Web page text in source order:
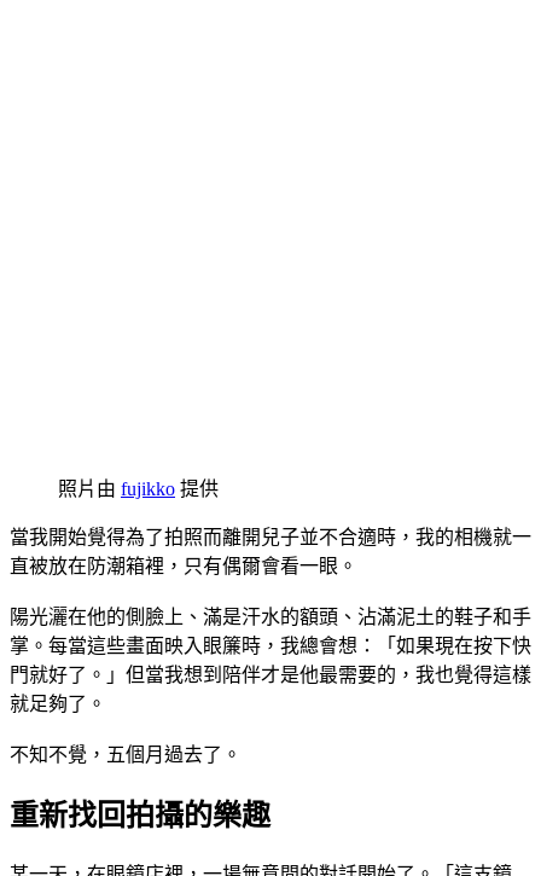
照片由 fujikko 提供
當我開始覺得為了拍照而離開兒子並不合適時，我的相機就一
直被放在防潮箱裡，只有偶爾會看一眼。
陽光灑在他的側臉上、滿是汗水的額頭、沾滿泥土的鞋子和手
掌。每當這些畫面映入眼簾時，我總會想：「如果現在按下快
門就好了。」但當我想到陪伴才是他最需要的，我也覺得這樣
就足夠了。
不知不覺，五個月過去了。
重新找回拍攝的樂趣